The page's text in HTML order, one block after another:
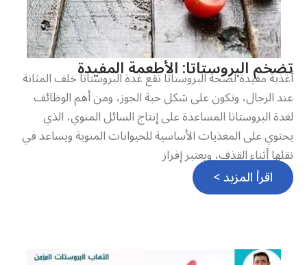
تضخم البروستاتا: الأطعمة المفيدة
أغذية مفيدة لصحة البروستاتا تقع غدة البروستاتا خلف المثانة
عند الرجال، وتكون على شكل حبة الجوز، ومن أهم الوظائف
لغدة البروستاتا المساعدة على إنتاج السائل المنوي، الذي
يحتوي على المغذيات الأساسية للحيوانات المنوية ويساعد في
نقلها أثناء القذف، ويعتبر إفراز
اقرأ المزيد >